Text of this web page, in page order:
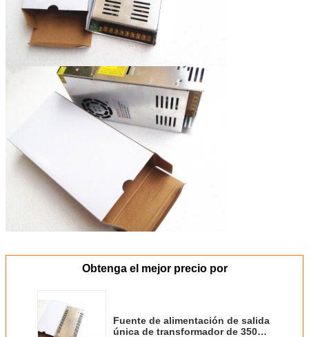
Obtenga el mejor precio por
Fuente de alimentación de salida
única de transformador de 350w